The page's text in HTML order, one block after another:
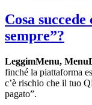
Cosa
sempre”?
LeggimMenu,
finché la piattaforma
c’è rischio che il tuo
pagato”.